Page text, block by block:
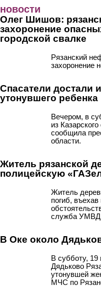
новости
Олег Шишов:
захоронение
городской свалке
Рязанский
захоронение
Спасатели достали
утонувшего ребенка
Вечером, в
из
сообщила
области.
Житель рязанской
полицейскую
Житель
погиб,
служба УМВД
В Оке около
В субботу, 19
Дядьково
утонувшей
МЧС по